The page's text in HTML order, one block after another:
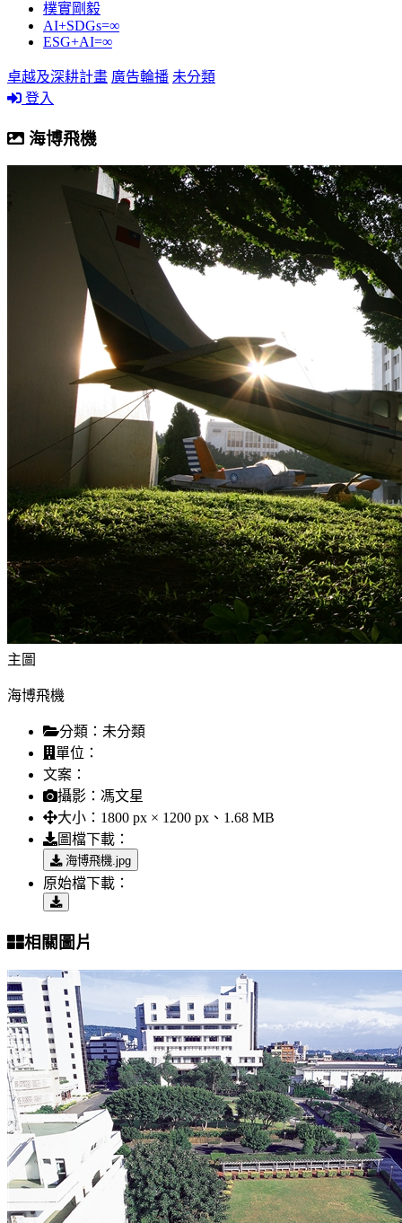
樸實剛毅
AI+SDGs=∞
ESG+AI=∞
卓越及深耕計畫 廣告輪播 未分類
登入
海博飛機
主圖
海博飛機
分類： 未分類
單位：
文案：
攝影： 馮文星
大小： 1800 px × 1200 px、1.68 MB
圖檔下載：
海博飛機.jpg
原始檔下載：
相關圖片